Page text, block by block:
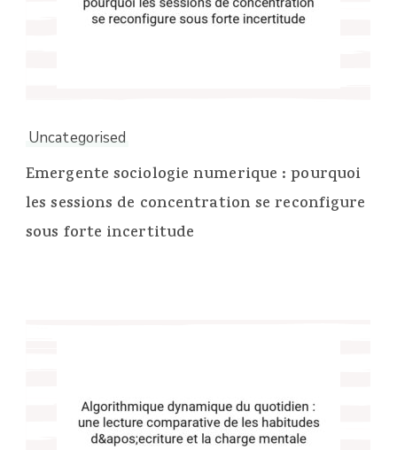
Uncategorised
Emergente sociologie numerique : pourquoi
les sessions de concentration se reconfigure
sous forte incertitude